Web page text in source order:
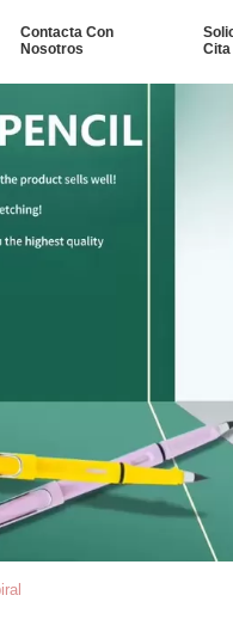
Contacta Con
Nosotros
Cita